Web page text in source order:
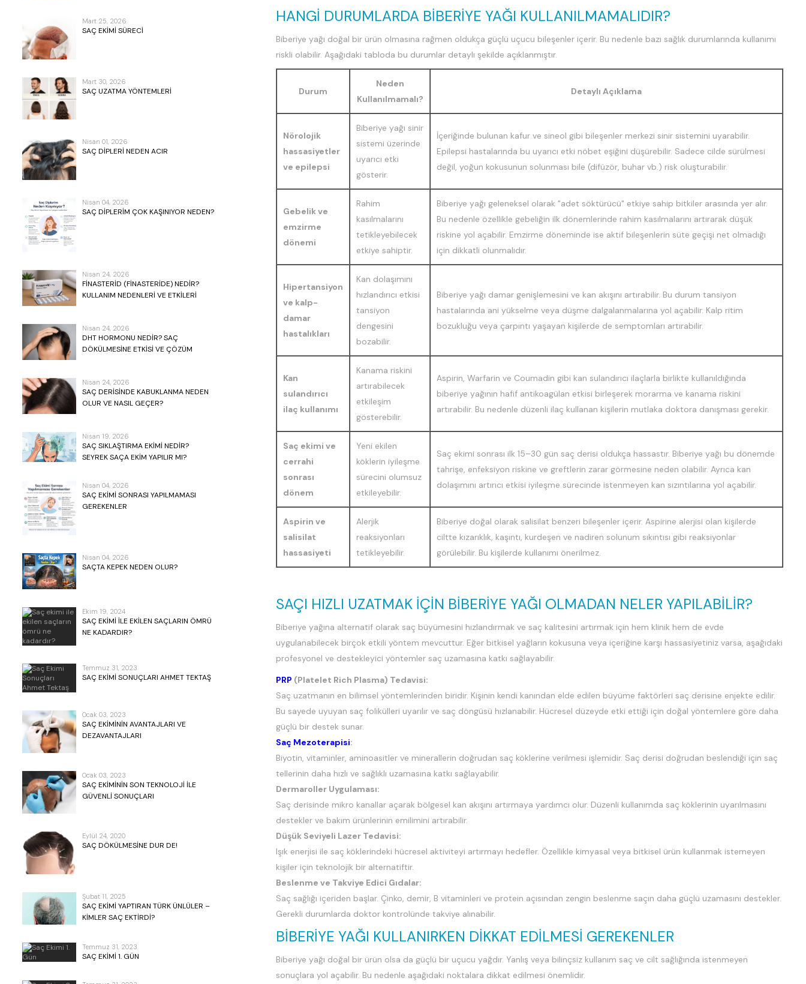
Mart 25, 2026
SAÇ EKIMI SÜRECI
Mart 30, 2026
SAÇ UZATMA YÖNTEMLERI
Nisan 01, 2026
SAÇ DIPLERI NEDEN ACIR
Nisan 04, 2026
SAÇ DIPLERIM ÇOK KAŞINIYOR NEDEN?
Nisan 24, 2026
FINASTERID (FINASTERIDE) NEDIR?
KULLANIM NEDENLERI VE ETKILERI
Nisan 24, 2026
DHT HORMONU NEDIR? SAÇ
DÖKÜLMESINE ETKISI VE ÇÖZÜM
Nisan 24, 2026
SAÇ DERISINDE KABUKLANMA NEDEN
OLUR VE NASIL GEÇER?
Nisan 19, 2026
SAÇ SIKLAŞTIRMA EKIMI NEDIR?
SEYREK SAÇA EKIM YAPILIR MI?
Nisan 04, 2026
SAÇ EKIMI SONRASI YAPILMAMASI
GEREKENLER
Nisan 04, 2026
SAÇTA KEPEK NEDEN OLUR?
Ekim 19, 2024
SAÇ EKIMI ILE EKILEN SAÇLARIN ÖMRÜ
NE KADARDIR?
Temmuz 31, 2023
SAÇ EKIMI SONUÇLARI AHMET TEKTAŞ
Ocak 03, 2023
SAÇ EKIMININ AVANTAJLARI VE
DEZAVANTAJLARI
Ocak 03, 2023
SAÇ EKIMININ SON TEKNOLOJI ILE
GÜVENLI SONUÇLARI
Eylül 24, 2020
SAÇ DÖKÜLMESINE DUR DE!
Şubat 11, 2025
SAÇ EKIMI YAPTIRAN TÜRK ÜNLÜLER –
KIMLER SAÇ EKTIRDI?
Temmuz 31, 2023
SAÇ EKIMI 1. GÜN
HANGI DURUMLARDA BIBERIYE YAĞI KULLANILMAMALIDIR?
Biberiye yağı doğal bir ürün olmasına rağmen oldukça güçlü uçucu bileşenler içerir. Bu nedenle bazı sağlık durumlarında kullanımı
riskli olabilir. Aşağıdaki tabloda bu durumlar detaylı şekilde açıklanmıştır.
Durum
Neden
Kullanılmamalı?
Detaylı Açıklama
Nörolojik
hassasiyetler
ve epilepsi
Biberiye yağı sinir
sistemi üzerinde
uyarıcı etki
gösterir.
İçeriğinde bulunan kafur ve sineol gibi bileşenler merkezi sinir sistemini uyarabilir.
Epilepsi hastalarında bu uyarıcı etki nöbet eşiğini düşürebilir. Sadece cilde sürülmesi
değil, yoğun kokusunun solunması bile (difüzör, buhar vb.) risk oluşturabilir.
Gebelik ve
emzirme
dönemi
Rahim
kasılmalarını
tetikleyebilecek
etkiye sahiptir.
Biberiye yağı geleneksel olarak "adet söktürücü" etkiye sahip bitkiler arasında yer alır.
Bu nedenle özellikle gebeliğin ilk dönemlerinde rahim kasılmalarını artırarak düşük
riskine yol açabilir. Emzirme döneminde ise aktif bileşenlerin süte geçişi net olmadığı
için dikkatli olunmalıdır.
Hipertansiyon
ve kalp-
damar
hastalıkları
Kan dolaşımını
hızlandırıcı etkisi
tansiyon
dengesini
bozabilir.
Biberiye yağı damar genişlemesini ve kan akışını artırabilir. Bu durum tansiyon
hastalarında ani yükselme veya düşme dalgalanmalarına yol açabilir. Kalp ritim
bozukluğu veya çarpıntı yaşayan kişilerde de semptomları artırabilir.
Kan
sulandırıcı
ilaç kullanımı
Kanama riskini
artırabilecek
etkileşim
gösterebilir.
Aspirin, Warfarin ve Coumadin gibi kan sulandırıcı ilaçlarla birlikte kullanıldığında
biberiye yağının hafif antikoagülan etkisi birleşerek morarma ve kanama riskini
artırabilir. Bu nedenle düzenli ilaç kullanan kişilerin mutlaka doktora danışması gerekir.
Saç ekimi ve
cerrahi
sonrası
dönem
Yeni ekilen
köklerin iyileşme
sürecini olumsuz
etkileyebilir.
Saç ekimi sonrası ilk 15–30 gün saç derisi oldukça hassastır. Biberiye yağı bu dönemde
tahrişe, enfeksiyon riskine ve greftlerin zarar görmesine neden olabilir. Ayrıca kan
dolaşımını artırıcı etkisi iyileşme sürecinde istenmeyen kan sızıntılarına yol açabilir.
Aspirin ve
salisilat
hassasiyeti
Alerjik
reaksiyonları
tetikleyebilir.
Biberiye doğal olarak salisilat benzeri bileşenler içerir. Aspirine alerjisi olan kişilerde
ciltte kızarıklık, kaşıntı, kurdeşen ve nadiren solunum sıkıntısı gibi reaksiyonlar
görülebilir. Bu kişilerde kullanımı önerilmez.
SAÇI HIZLI UZATMAK İÇIN BIBERIYE YAĞI OLMADAN NELER YAPILABILIR?
Biberiye yağına alternatif olarak saç büyümesini hızlandırmak ve saç kalitesini artırmak için hem klinik hem de evde
uygulanabilecek birçok etkili yöntem mevcuttur. Eğer bitkisel yağların kokusuna veya içeriğine karşı hassasiyetiniz varsa, aşağıdaki
profesyonel ve destekleyici yöntemler saç uzamasına katkı sağlayabilir.
PRP (Platelet Rich Plasma) Tedavisi:
Saç uzatmanın en bilimsel yöntemlerinden biridir. Kişinin kendi kanından elde edilen büyüme faktörleri saç derisine enjekte edilir.
Bu sayede uyuyan saç folikülleri uyarılır ve saç döngüsü hızlanabilir. Hücresel düzeyde etki ettiği için doğal yöntemlere göre daha
güçlü bir destek sunar.
Saç Mezoterapisi:
Biyotin, vitaminler, aminoasitler ve minerallerin doğrudan saç köklerine verilmesi işlemidir. Saç derisi doğrudan beslendiği için saç
tellerinin daha hızlı ve sağlıklı uzamasına katkı sağlayabilir.
Dermaroller Uygulaması:
Saç derisinde mikro kanallar açarak bölgesel kan akışını artırmaya yardımcı olur. Düzenli kullanımda saç köklerinin uyarılmasını
destekler ve bakım ürünlerinin emilimini artırabilir.
Düşük Seviyeli Lazer Tedavisi:
Işık enerjisi ile saç köklerindeki hücresel aktiviteyi artırmayı hedefler. Özellikle kimyasal veya bitkisel ürün kullanmak istemeyen
kişiler için teknolojik bir alternatiftir.
Beslenme ve Takviye Edici Gıdalar:
Saç sağlığı içeriden başlar. Çinko, demir, B vitaminleri ve protein açısından zengin beslenme saçın daha güçlü uzamasını destekler.
Gerekli durumlarda doktor kontrolünde takviye alınabilir.
BIBERIYE YAĞI KULLANIRKEN DIKKAT EDILMESI GEREKENLER
Biberiye yağı doğal bir ürün olsa da güçlü bir uçucu yağdır. Yanlış veya bilinçsiz kullanım saç ve cilt sağlığında istenmeyen
sonuçlara yol açabilir. Bu nedenle aşağıdaki noktalara dikkat edilmesi önemlidir.